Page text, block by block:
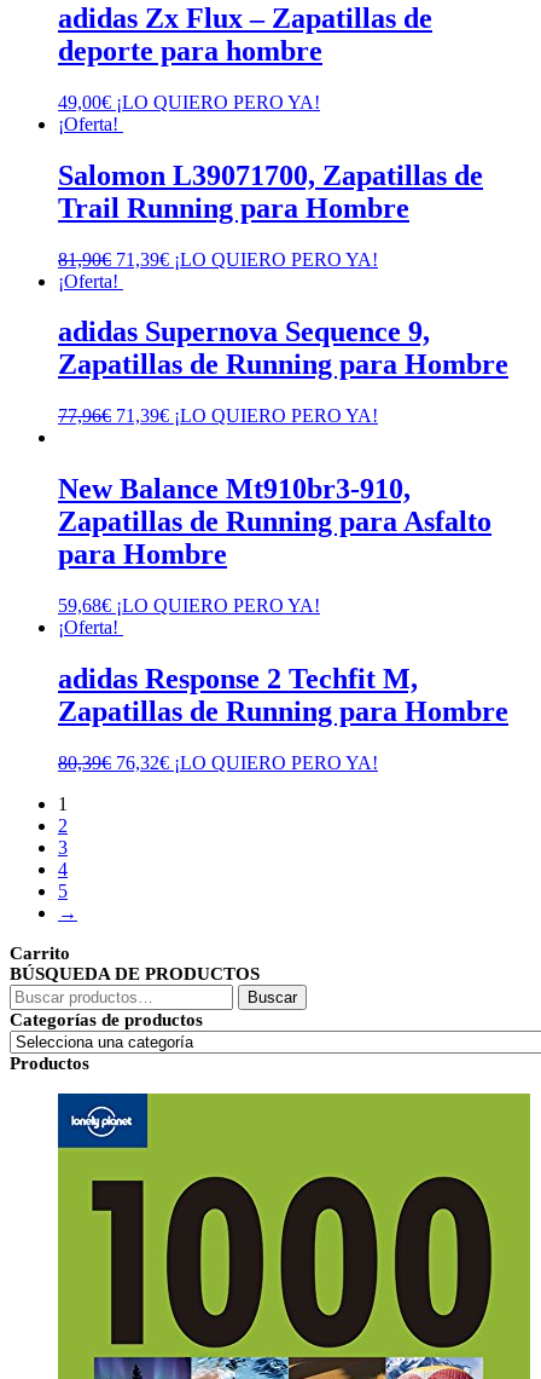
adidas Zx Flux – Zapatillas de
deporte para hombre
49,00€ ¡LO QUIERO PERO YA!
¡Oferta!
Salomon L39071700, Zapatillas de
Trail Running para Hombre
81,90€ El
precio
era:
81,90€.
71,39€El
es:
71,39€.
¡LO QUIERO PERO YA!
¡Oferta!
adidas Supernova Sequence 9,
Zapatillas de Running para Hombre
77,96€ El
era:
77,96€.
71,39€El
71,39€.
¡LO QUIERO PERO YA!
New Balance Mt910br3-910,
Zapatillas de Running para Asfalto
para Hombre
59,68€ ¡LO QUIERO PERO YA!
¡Oferta!
adidas Response 2 Techfit M,
Zapatillas de Running para Hombre
80,39€ El
76,32€El¡LO QUIERO PERO YA!
1
2
3
4
5
→
Carrito
BÚSQUEDA DE PRODUCTOS
Buscar
por:
Buscar
Categorías de productos
Productos